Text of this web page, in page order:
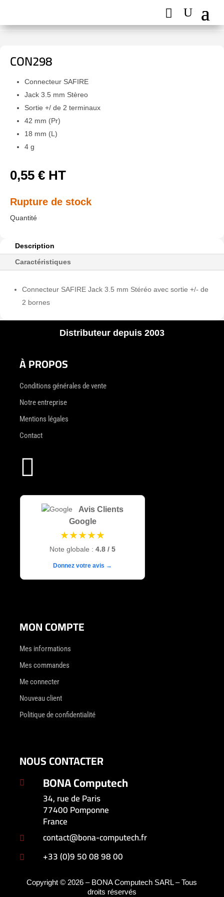
CON298
Connecteur SAFIRE
Jack 3.5 mm Stèreo
Sortie +/ de 2 terminaux
42 mm (Pr)
18 mm (L)
4 g
0,55 € HT
Rupture de stock
Description
Caractéristiques
Connecteur SAFIRE Jack 3.5 mm Stéréo avec sortie +/- de
2 bornes
Distributeur depuis 2003
À PROPOS
Conditions générales de vente
Notre entreprise
Mentions légales
Contact

Avis Clients
Google
★★★★★
Note globale : 4.8 / 5
Donnez votre avis →
MON COMPTE
Mes informations
Mes commandes
Me connecter
Nouveau client
Politique de confidentialité
NOUS CONTACTER
 BONA Computech
34, rue de Paris
77400 Pomponne
France
 contact@bona-computech.fr
 +33 (0)9 50 08 98 00
Copyright © 2026 – BONA Computech SARL – Tous
droits réservés